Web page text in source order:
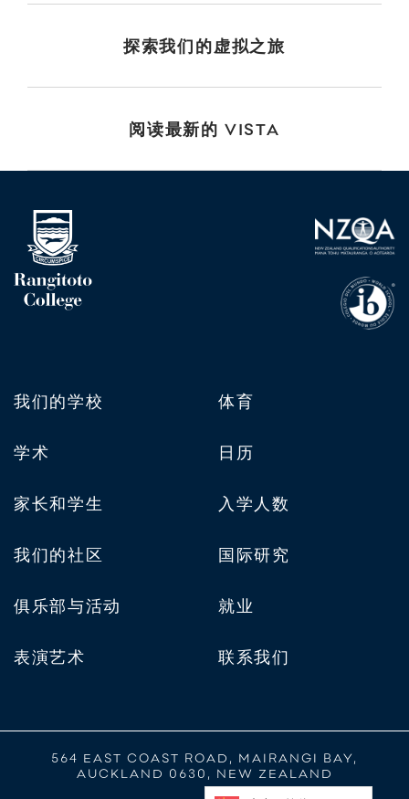
探索我们的虚拟之旅
阅读最新的 VISTA
我们的学校
学术
家长和学生
我们的社区
俱乐部与活动
表演艺术
体育
日历
入学人数
国际研究
就业
联系我们
564 EAST COAST ROAD, MAIRANGI BAY,
AUCKLAND 0630, NEW ZEALAND